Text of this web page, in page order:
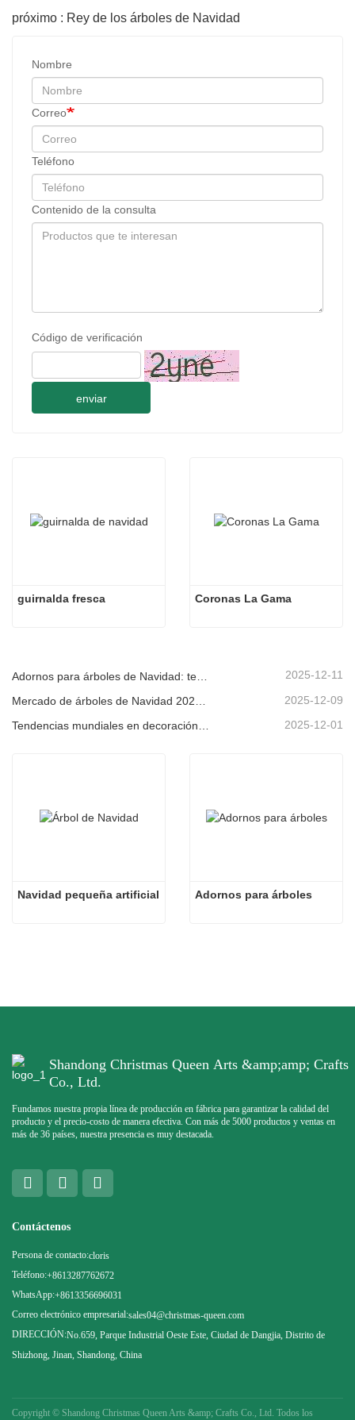
próximo : Rey de los árboles de Navidad
Nombre
Correo
Teléfono
Contenido de la consulta
Código de verificación
enviar
guirnalda fresca Coronas La Gama
2025-12-11
2025-12-09
2025-12-01
Navidad pequeña artificial Adornos para árboles
Shandong Christmas Queen Arts &amp;amp; Crafts
Co., Ltd.
Fundamos nuestra propia línea de producción en fábrica para garantizar la calidad del
producto y el precio-costo de manera efectiva. Con más de 5000 productos y ventas en
más de 36 países, nuestra presencia es muy destacada.
Contáctenos
Persona de contacto:cloris
Teléfono:+8613287762672
WhatsApp:+8613356696031
Correo electrónico empresarial:sales04@christmas-queen.com
DIRECCIÓN:No.659, Parque Industrial Oeste Este, Ciudad de Dangjia, Distrito de
Shizhong, Jinan, Shandong, China
Copyright © Shandong Christmas Queen Arts &amp; Crafts Co., Ltd. Todos los